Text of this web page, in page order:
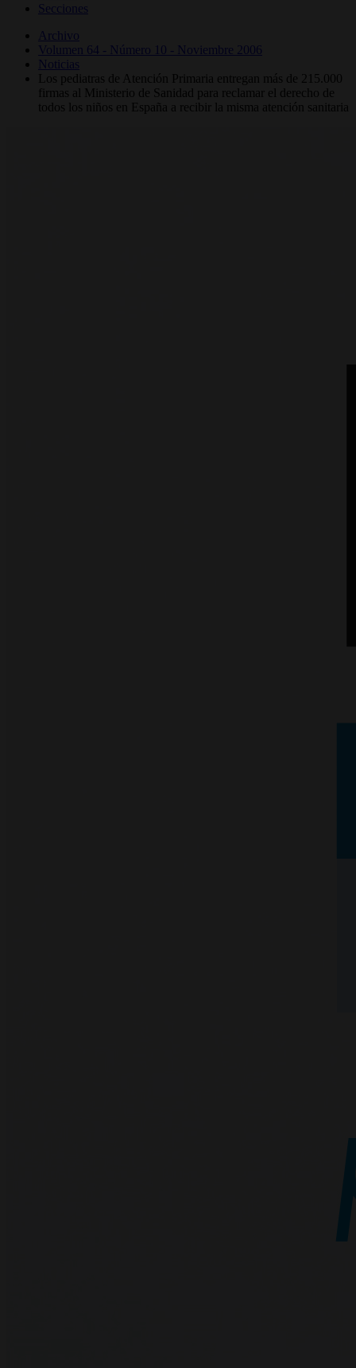
Secciones
Archivo
Volumen 64 - Número 10 - Noviembre 2006
Noticias
Los pediatras de Atención Primaria entregan más de 215.000
firmas al Ministerio de Sanidad para reclamar el derecho de
todos los niños en España a recibir la misma atención sanitaria